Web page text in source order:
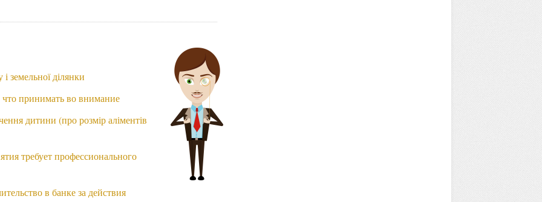
земельної ділянки
принимать во внимание
дитини (про розмір аліментів
требует профессионального
в банке за действия